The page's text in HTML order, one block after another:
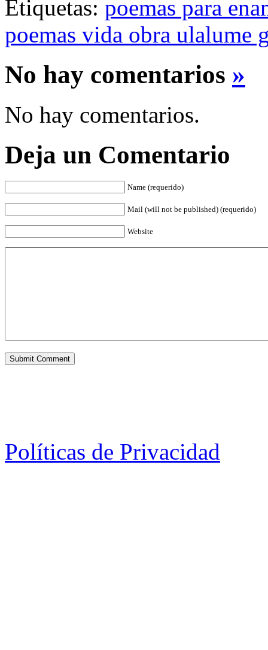
Etiquetas: poemas para
poemas vida obra ulalume
No hay comentarios »
No hay comentarios.
Deja un Comentario
Name (requerido)
Mail (will not be published) (requerido)
Website
Políticas de Privacidad